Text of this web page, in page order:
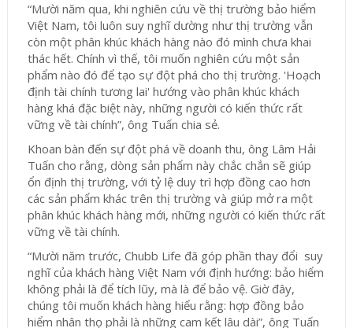
“Mười năm qua, khi nghiên cứu về thị trường bảo hiểm
Việt Nam, tôi luôn suy nghĩ dường như thị trường vẫn
còn một phân khúc khách hàng nào đó mình chưa khai
thác hết. Chính vì thế, tôi muốn nghiên cứu một sản
phẩm nào đó để tạo sự đột phá cho thị trường. 'Hoạch
định tài chính tương lai' hướng vào phân khúc khách
hàng khá đặc biệt này, những người có kiến thức rất
vững về tài chính”, ông Tuấn chia sẻ.
Khoan bàn đến sự đột phá về doanh thu, ông Lâm Hải
Tuấn cho rằng, dòng sản phẩm này chắc chắn sẽ giúp
ổn định thị trường, với tỷ lệ duy trì hợp đồng cao hơn
các sản phẩm khác trên thị trường và giúp mở ra một
phân khúc khách hàng mới, những người có kiến thức rất
vững về tài chính.
“Mười năm trước, Chubb Life đã góp phần thay đổi suy
nghĩ của khách hàng Việt Nam với định hướng: bảo hiểm
không phải là để tích lũy, mà là để bảo vệ. Giờ đây,
chúng tôi muốn khách hàng hiểu rằng: hợp đồng bảo
hiểm nhân thọ phải là những cam kết lâu dài”, ông Tuấn